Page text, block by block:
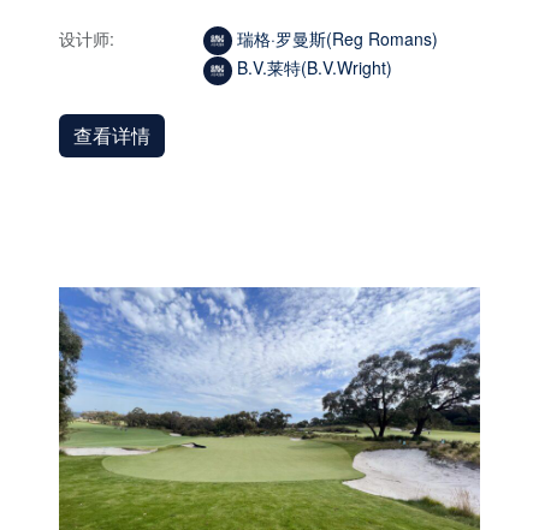
设计师:
瑞格·罗曼斯(Reg Romans)
B.V.莱特(B.V.Wright)
查看详情